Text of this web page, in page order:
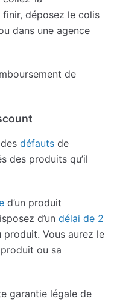
finir, déposez le colis
dans une agence
de
défauts de
des produits qu’il
d’un produit
d’un délai de 2
Vous aurez le
ou sa
garantie légale de